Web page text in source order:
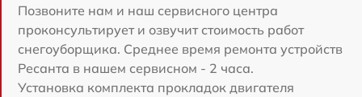
Позвоните нам и наш сервисного центра
проконсультирует и озвучит стоимость работ
снегоуборщика. Среднее время ремонта устройств
Ресанта в нашем сервисном - 2 часа.
Установка комплекта прокладок двигателя